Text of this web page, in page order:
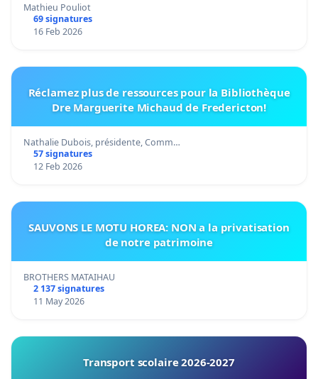
Mathieu Pouliot
69 signatures
16 Feb 2026
Réclamez plus de ressources pour la Bibliothèque
Dre Marguerite Michaud de Fredericton!
Nathalie Dubois, présidente, Comm…
57 signatures
12 Feb 2026
SAUVONS LE MOTU HOREA: NON a la privatisation
de notre patrimoine
BROTHERS MATAIHAU
2 137 signatures
11 May 2026
Transport scolaire 2026-2027